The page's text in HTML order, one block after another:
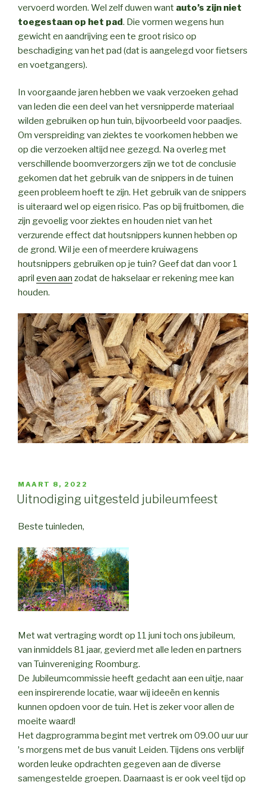
vervoerd worden. Wel zelf duwen want auto’s zijn niet
toegestaan op het pad. Die vormen wegens hun
gewicht en aandrijving een te groot risico op
beschadiging van het pad (dat is aangelegd voor fietsers
en voetgangers).
In voorgaande jaren hebben we vaak verzoeken gehad
van leden die een deel van het versnipperde materiaal
wilden gebruiken op hun tuin, bijvoorbeeld voor paadjes.
Om verspreiding van ziektes te voorkomen hebben we
op die verzoeken altijd nee gezegd. Na overleg met
verschillende boomverzorgers zijn we tot de conclusie
gekomen dat het gebruik van de snippers in de tuinen
geen probleem hoeft te zijn. Het gebruik van de snippers
is uiteraard wel op eigen risico. Pas op bij fruitbomen, die
zijn gevoelig voor ziektes en houden niet van het
verzurende effect dat houtsnippers kunnen hebben op
de grond. Wil je een of meerdere kruiwagens
houtsnippers gebruiken op je tuin? Geef dat dan voor 1
april even aan zodat de hakselaar er rekening mee kan
houden.
GEPLAATST
OP
MAART 8, 2022
Uitnodiging uitgesteld jubileumfeest
Beste tuinleden,
Met wat vertraging wordt op 11 juni toch ons jubileum,
van inmiddels 81 jaar, gevierd met alle leden en partners
van Tuinvereniging Roomburg.
De Jubileumcommissie heeft gedacht aan een uitje, naar
een inspirerende locatie, waar wij ideeën en kennis
kunnen opdoen voor de tuin. Het is zeker voor allen de
moeite waard!
Het dagprogramma begint met vertrek om 09.00 uur uur
ʼs morgens met de bus vanuit Leiden. Tijdens ons verblijf
worden leuke opdrachten gegeven aan de diverse
samengestelde groepen. Daarnaast is er ook veel tijd op